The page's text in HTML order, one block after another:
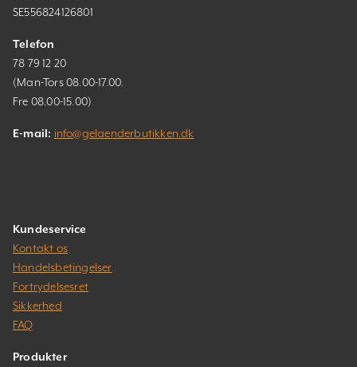
SE556824126801
Telefon
78 79 12 20
(Man-Tors 08.00-17.00.
Fre 08.00-15.00)
E-mail: info@gelaenderbutikken.dk
Kundeservice
Kontakt os
Handelsbetingelser
Fortrydelsesret
Sikkerhed
FAQ
Produkter